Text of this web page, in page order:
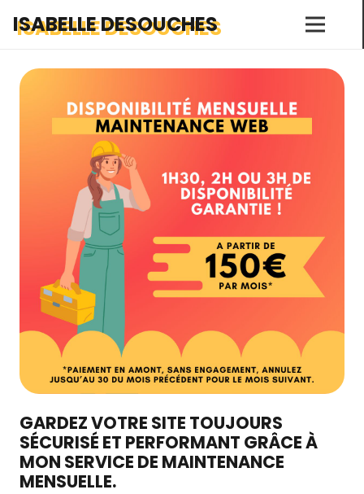
ISABELLE DESOUCHES
GARDEZ VOTRE SITE TOUJOURS
SÉCURISÉ ET PERFORMANT GRÂCE À
MON SERVICE DE MAINTENANCE
MENSUELLE.